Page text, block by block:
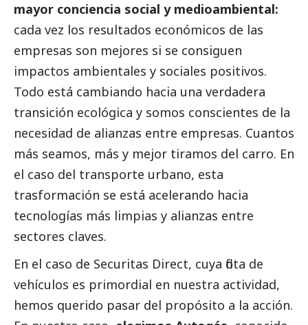
mayor conciencia social y medioambiental:
cada vez los resultados económicos de las
empresas son mejores si se consiguen
impactos ambientales y sociales positivos.
Todo está cambiando hacia una verdadera
transición ecológica y somos conscientes de la
necesidad de alianzas entre empresas. Cuantos
más seamos, más y mejor tiramos del carro. En
el caso del transporte urbano, esta
trasformación se está acelerando hacia
tecnologías más limpias y alianzas entre
sectores claves.
En el caso de Securitas Direct, cuya flota de
vehículos es primordial en nuestra actividad,
hemos querido pasar del propósito a la acción.